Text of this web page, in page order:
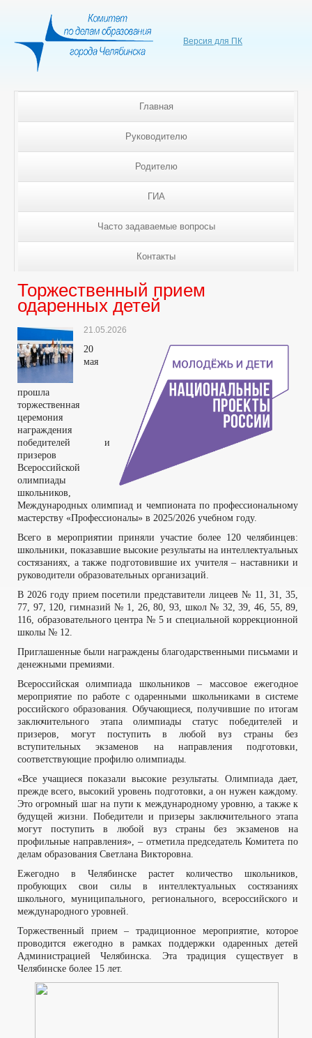
Версия для ПК
Главная
Руководителю
Родителю
ГИА
Часто задаваемые вопросы
Контакты
Торжественный прием
одаренных детей
21.05.2026
20
мая
прошла
торжественная
церемония
награждения
победителей и
призеров
Всероссийской
олимпиады
школьников,
Международных олимпиад и чемпионата по профессиональному
мастерству «Профессионалы» в 2025/2026 учебном году.
Всего в мероприятии приняли участие более 120 челябинцев:
школьники, показавшие высокие результаты на интеллектуальных
состязаниях, а также подготовившие их учителя – наставники и
руководители образовательных организаций.
В 2026 году прием посетили представители лицеев № 11, 31, 35,
77, 97, 120, гимназий № 1, 26, 80, 93, школ № 32, 39, 46, 55, 89,
116, образовательного центра № 5 и специальной коррекционной
школы № 12.
Приглашенные были награждены благодарственными письмами и
денежными премиями.
Всероссийская олимпиада школьников – массовое ежегодное
мероприятие по работе с одаренными школьниками в системе
российского образования. Обучающиеся, получившие по итогам
заключительного этапа олимпиады статус победителей и
призеров, могут поступить в любой вуз страны без
вступительных экзаменов на направления подготовки,
соответствующие профилю олимпиады.
«Все учащиеся показали высокие результаты. Олимпиада дает,
прежде всего, высокий уровень подготовки, а он нужен каждому.
Это огромный шаг на пути к международному уровню, а также к
будущей жизни. Победители и призеры заключительного этапа
могут поступить в любой вуз страны без экзаменов на
профильные направления», – отметила председатель Комитета по
делам образования Светлана Викторовна.
Ежегодно в Челябинске растет количество школьников,
пробующих свои силы в интеллектуальных состязаниях
школьного, муниципального, регионального, всероссийского и
международного уровней.
Торжественный прием – традиционное мероприятие, которое
проводится ежегодно в рамках поддержки одаренных детей
Администрацией Челябинска. Эта традиция существует в
Челябинске более 15 лет.